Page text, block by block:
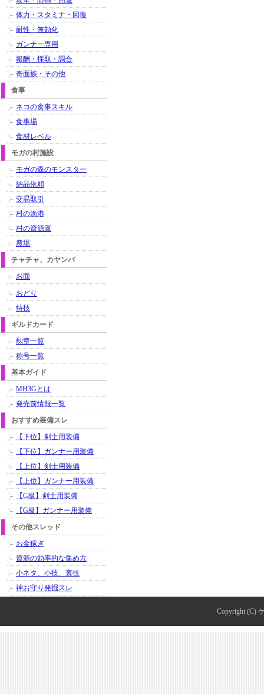
体力・スタミナ・回復
耐性・無効化
ガンナー専用
報酬・採取・調合
奇面族・その他
食事
ネコの食事スキル
食事場
食材レベル
モガの村施設
モガの森のモンスター
納品依頼
交易取引
村の漁港
村の資源庫
農場
チャチャ、カヤンバ
お面
おどり
特技
ギルドカード
勲章一覧
称号一覧
基本ガイド
MH3Gとは
発売前情報一覧
おすすめ装備スレ
【下位】剣士用装備
【下位】ガンナー用装備
【上位】剣士用装備
【上位】ガンナー用装備
【G級】剣士用装備
【G級】ガンナー用装備
その他スレッド
お金稼ぎ
資源の効率的な集め方
小ネタ、小技、裏技
神お守り発掘スレ
Copyright (C)